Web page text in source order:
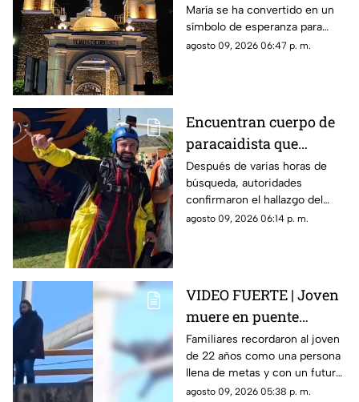
Morelos
María se ha convertido en un
símbolo de esperanza para
miles de creyentes.
agosto 09, 2026 06:47 p. m.
Encuentran cuerpo de
paracaidista que
desapareció durante
actividad en Puente de
Ixtla
Después de varias horas de
búsqueda, autoridades
confirmaron el hallazgo del
deportista en la zona sur de
agosto 09, 2026 06:14 p. m.
VIDEO FUERTE | Joven
muere en puente
vehicular; pidió a su
mamá que cuidara de
su gatito
Familiares recordaron al joven
de 22 años como una persona
llena de metas y con un futuro
prometedor.
agosto 09, 2026 05:38 p. m.